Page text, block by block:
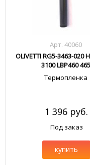
Арт. 40060
OLIVETTI RG5-3463-020
3100 LBP460
Термопленка
1 396 руб.
Под заказ
купить